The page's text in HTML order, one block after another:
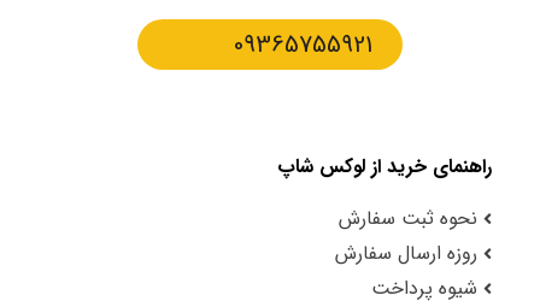
09365755921
راهنمای خرید از لوکس شاپ
نحوه ثبت سفارش
روزه ارسال سفارش
شیوه پرداخت